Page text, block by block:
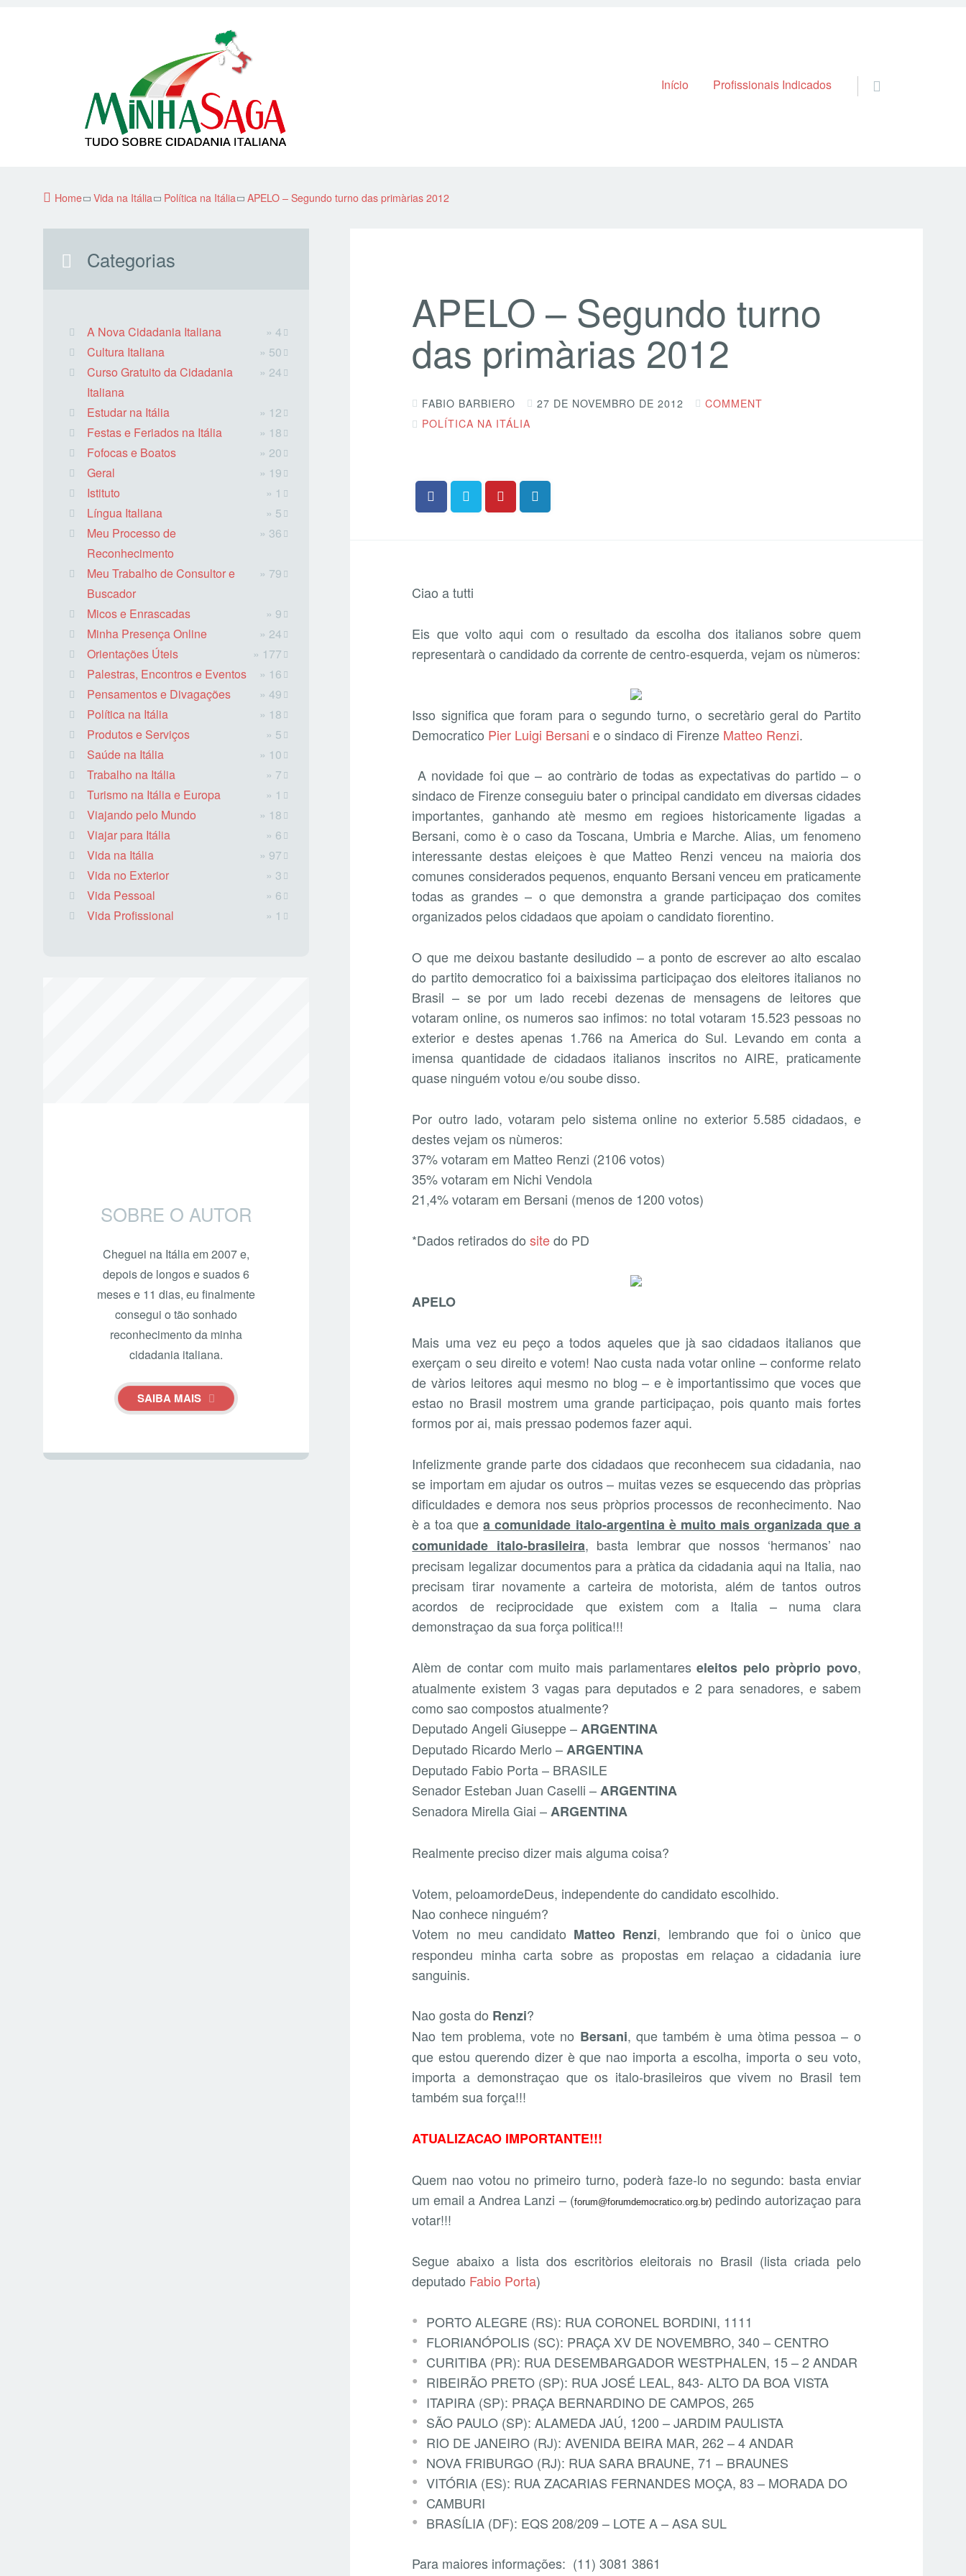
Skip to content
Início Profissionais Indicados
Home Vida na Itália Política na Itália APELO – Segundo turno das primàrias 2012
APELO – Segundo turno
das primàrias 2012
FABIO BARBIERO 27 DE NOVEMBRO DE 2012
COMMENT
POLÍTICA NA ITÁLIA
Ciao a tutti
Eis que volto aqui com o resultado da escolha dos italianos sobre quem
representarà o candidado da corrente de centro-esquerda, vejam os nùmeros:
Isso significa que foram para o segundo turno, o secretàrio geral do Partito
Democratico Pier Luigi Bersani e o sindaco di Firenze Matteo Renzi.
A novidade foi que – ao contràrio de todas as expectativas do partido – o
sindaco de Firenze conseguiu bater o principal candidato em diversas cidades
importantes, ganhando atè mesmo em regioes historicamente ligadas a
Bersani, como è o caso da Toscana, Umbria e Marche. Alias, um fenomeno
interessante destas eleiçoes è que Matteo Renzi venceu na maioria dos
comunes considerados pequenos, enquanto Bersani venceu em praticamente
todas as grandes – o que demonstra a grande participaçao dos comites
organizados pelos cidadaos que apoiam o candidato fiorentino.
O que me deixou bastante desiludido – a ponto de escrever ao alto escalao
do partito democratico foi a baixissima participaçao dos eleitores italianos no
Brasil – se por um lado recebi dezenas de mensagens de leitores que
votaram online, os numeros sao infimos: no total votaram 15.523 pessoas no
exterior e destes apenas 1.766 na America do Sul. Levando em conta a
imensa quantidade de cidadaos italianos inscritos no AIRE, praticamente
quase ninguém votou e/ou soube disso.
Por outro lado, votaram pelo sistema online no exterior 5.585 cidadaos, e
destes vejam os nùmeros:
37% votaram em Matteo Renzi (2106 votos)
35% votaram em Nichi Vendola
21,4% votaram em Bersani (menos de 1200 votos)
*Dados retirados dositedo PD
APELO
Mais uma vez eu peço a todos aqueles que jà sao cidadaos italianos que
exerçam o seu direito e votem! Nao custa nada votar online – conforme relato
de vàrios leitores aqui mesmo no blog – e è importantissimo que voces que
estao no Brasil mostrem uma grande participaçao, pois quanto mais fortes
formos por ai, mais pressao podemos fazer aqui.
Infelizmente grande parte dos cidadaos que reconhecem sua cidadania, nao
se importam em ajudar os outros – muitas vezes se esquecendo das pròprias
dificuldades e demora nos seus pròprios processos de reconhecimento. Nao
è a toa quea comunidade italo-argentina è muito mais organizada que a
comunidade italo-brasileira, basta lembrar que nossos ‘hermanos’ nao
precisam legalizar documentos para a pràtica da cidadania aqui na Italia, nao
precisam tirar novamente a carteira de motorista, além de tantos outros
acordos de reciprocidade que existem com a Italia – numa clara
demonstraçao da sua força politica!!!
Alèm de contar com muito mais parlamentareseleitos pelo pròprio povo,
atualmente existem 3 vagas para deputados e 2 para senadores, e sabem
como sao compostos atualmente?
Deputado Angeli Giuseppe – ARGENTINA
Deputado Ricardo Merlo – ARGENTINA
Deputado Fabio Porta – BRASILE
Senador Esteban Juan Caselli – ARGENTINA
Senadora Mirella Giai – ARGENTINA
Realmente preciso dizer mais alguma coisa?
Votem, peloamordeDeus, independente do candidato escolhido.
Nao conhece ninguém?
Votem no meu candidato Matteo Renzi, lembrando que foi o ùnico que
respondeu minha carta sobre as propostas em relaçao a cidadania iure
sanguinis.
Nao gosta do Renzi?
Nao tem problema, vote no Bersani, que também è uma òtima pessoa – o
que estou querendo dizer è que nao importa a escolha, importa o seu voto,
importa a demonstraçao que os italo-brasileiros que vivem no Brasil tem
também sua força!!!
ATUALIZACAO IMPORTANTE!!!
Quem nao votou no primeiro turno, poderà faze-lo no segundo: basta enviar
um email a Andrea Lanzi – (forum@forumdemocratico.org.br)pedindo autorizaçao para
votar!!!
Segue abaixo a lista dos escritòrios eleitorais no Brasil (lista criada pelo
deputado Fabio Porta)
PORTO ALEGRE (RS): RUA CORONEL BORDINI, 1111
FLORIANÓPOLIS (SC): PRAÇA XV DE NOVEMBRO, 340 – CENTRO
CURITIBA (PR): RUA DESEMBARGADOR WESTPHALEN, 15 – 2 ANDAR
RIBEIRÃO PRETO (SP): RUA JOSÉ LEAL, 843- ALTO DA BOA VISTA
ITAPIRA (SP): PRAÇA BERNARDINO DE CAMPOS, 265
SÃO PAULO (SP): ALAMEDA JAÚ, 1200 – JARDIM PAULISTA
RIO DE JANEIRO (RJ): AVENIDA BEIRA MAR, 262 – 4 ANDAR
NOVA FRIBURGO (RJ): RUA SARA BRAUNE, 71 – BRAUNES
VITÓRIA (ES): RUA ZACARIAS FERNANDES MOÇA, 83 – MORADA DO
CAMBURI
BRASÍLIA (DF): EQS 208/209 – LOTE A – ASA SUL
Para maiores informações: (11) 3081 3861
Categorias
A Nova Cidadania Italiana
» 4
Cultura Italiana
» 50
Curso Gratuito da Cidadania
Italiana
» 24
Estudar na Itália
» 12
Festas e Feriados na Itália
» 18
Fofocas e Boatos
» 20
Geral
» 19
Istituto
» 1
Língua Italiana
» 5
Meu Processo de
Reconhecimento
» 36
Meu Trabalho de Consultor e
Buscador
» 79
Micos e Enrascadas
» 9
Minha Presença Online
» 24
Orientações Úteis
» 177
Palestras, Encontros e Eventos
» 16
Pensamentos e Divagações
» 49
Política na Itália
» 18
Produtos e Serviços
» 5
Saúde na Itália
» 10
Trabalho na Itália
» 7
Turismo na Itália e Europa
» 1
Viajando pelo Mundo
» 18
Viajar para Itália
» 6
Vida na Itália
» 97
Vida no Exterior
» 3
Vida Pessoal
» 6
Vida Profissional
» 1
SOBRE O AUTOR
Cheguei na Itália em 2007 e,
depois de longos e suados 6
meses e 11 dias, eu finalmente
consegui o tão sonhado
reconhecimento da minha
cidadania italiana.
SAIBA MAIS